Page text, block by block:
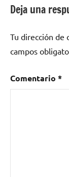
Deja una
Tu dirección de
campos
Comentario *